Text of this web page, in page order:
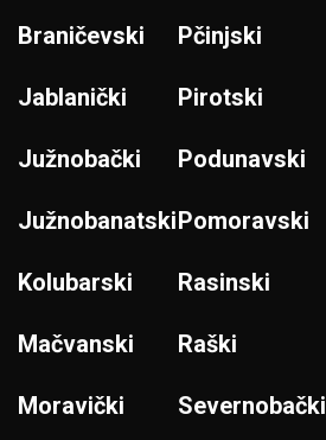
Braničevski
Jablanički
Južnobački
Južnobanatski
Kolubarski
Mačvanski
Moravički
Pčinjski
Pirotski
Podunavski
Pomoravski
Rasinski
Raški
Severnobački